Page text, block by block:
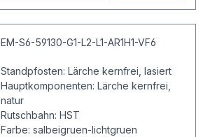
EM-S6-59130-G1-L2-L1-AR1H1-VF6
Standpfosten: Lärche kernfrei, lasiert
Hauptkomponenten: Lärche kernfrei,
natur
Rutschbahn: HST
Farbe: salbeigruen-lichtgruen